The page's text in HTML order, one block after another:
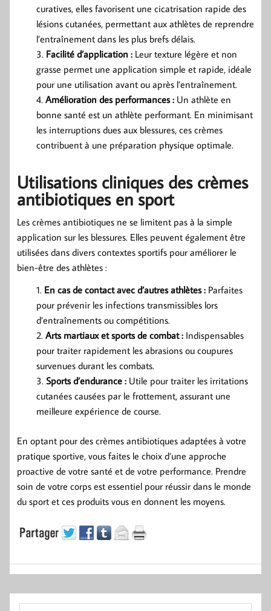
curatives, elles favorisent une cicatrisation rapide des
lésions cutanées, permettant aux athlètes de reprendre
l’entraînement dans les plus brefs délais.
Facilité d’application : Leur texture légère et non
grasse permet une application simple et rapide, idéale
pour une utilisation avant ou après l’entraînement.
Amélioration des performances : Un athlète en
bonne santé est un athlète performant. En minimisant
les interruptions dues aux blessures, ces crèmes
contribuent à une préparation physique optimale.
Utilisations cliniques des crèmes
antibiotiques en sport
Les crèmes antibiotiques ne se limitent pas à la simple
application sur les blessures. Elles peuvent également être
utilisées dans divers contextes sportifs pour améliorer le
bien-être des athlètes :
En cas de contact avec d’autres athlètes : Parfaites
pour prévenir les infections transmissibles lors
d’entraînements ou compétitions.
Arts martiaux et sports de combat : Indispensables
pour traiter rapidement les abrasions ou coupures
survenues durant les combats.
Sports d’endurance : Utile pour traiter les irritations
cutanées causées par le frottement, assurant une
meilleure expérience de course.
En optant pour des crèmes antibiotiques adaptées à votre
pratique sportive, vous faites le choix d’une approche
proactive de votre santé et de votre performance. Prendre
soin de votre corps est essentiel pour réussir dans le monde
du sport et ces produits vous en donnent les moyens.